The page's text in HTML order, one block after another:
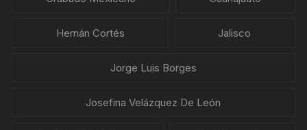
Hernán Cortés Jalisco
Jorge Luis Borges
Josefina Velázquez De León